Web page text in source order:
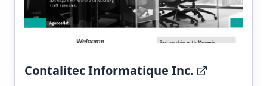
Contalitec Informatique Inc.